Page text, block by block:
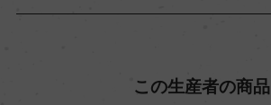
この生産者の商品